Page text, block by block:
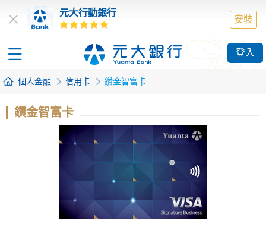
元大行動銀行
安裝
登入
個人金融 信用卡 鑽金智富卡
鑽金智富卡